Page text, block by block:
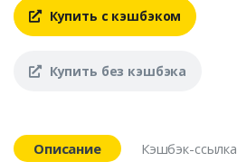
Купить с кэшбэком
Купить без кэшбэка
Описание
Кэшбэк-ссылка